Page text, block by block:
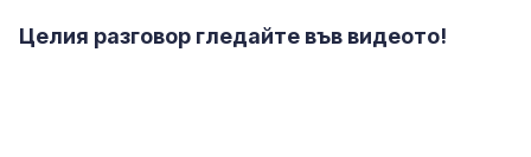
Целия разговор гледайте във видеото!